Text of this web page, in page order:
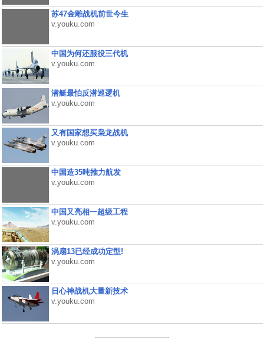
苏47金雕战机前世今生
v.youku.com
中国为何还服役三代机
v.youku.com
潜艇最怕反潜巡逻机
v.youku.com
又有国家想买枭龙战机
v.youku.com
中国造35吨推力航发
v.youku.com
中国又亮相一超级工程
v.youku.com
涡扇13已经成功定型!
v.youku.com
日心神战机大量新技术
v.youku.com